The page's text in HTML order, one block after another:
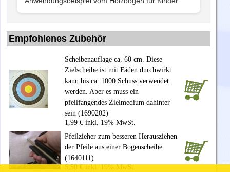
Empfohlenes Zubehör
Scheibenauflage ca. 60 cm. Diese
Zielscheibe ist mit Fäden durchwirkt
kann bis ca. 1000 Schuss verwendet
werden. Aber es muss ein
pfeilfangendes Zielmedium dahinter
sein (1690202)
1,99 € inkl. 19% MwSt.
Pfeilzieher zum besseren Herausziehen
der Pfeile aus einer Bogenscheibe
(1640111)
5,50 € inkl. 19% MwSt.